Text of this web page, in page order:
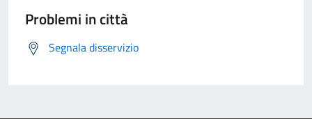
Problemi in città
Segnala disservizio